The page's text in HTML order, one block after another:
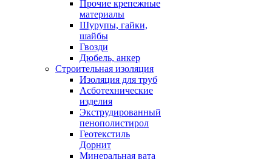
Прочие крепежные
материалы
Шурупы, гайки,
шайбы
Гвозди
Дюбель, анкер
Строительная изоляция
Изоляция для труб
Асботехнические
изделия
Экструдированный
пенополистирол
Геотекстиль
Дорнит
Минеральная вата